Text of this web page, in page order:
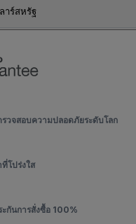
าร์สหรัฐ
รวจสอบความปลอดภัยระดับโลก
ที่โปร่งใส
ะกันการสั่งซื้อ 100%